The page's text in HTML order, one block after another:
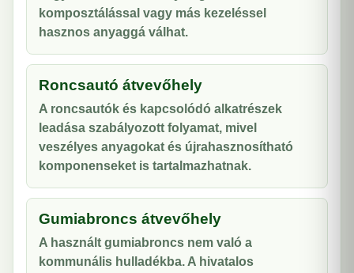
komposztálással vagy más kezeléssel
hasznos anyaggá válhat.
Roncsautó átvevőhely
A roncsautók és kapcsolódó alkatrészek
leadása szabályozott folyamat, mivel
veszélyes anyagokat és újrahasznosítható
komponenseket is tartalmazhatnak.
Gumiabroncs átvevőhely
A használt gumiabroncs nem való a
kommunális hulladékba. A hivatalos